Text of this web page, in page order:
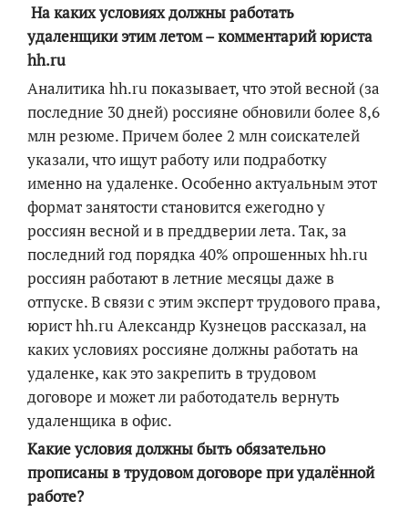
На каких условиях должны работать
удаленщики этим летом – комментарий юриста
hh.ru
Аналитика hh.ru показывает, что этой весной (за
последние 30 дней) россияне обновили более 8,6
млн резюме. Причем более 2 млн соискателей
указали, что ищут работу или подработку
именно на удаленке. Особенно актуальным этот
формат занятости становится ежегодно у
россиян весной и в преддверии лета. Так, за
последний год порядка 40% опрошенных hh.ru
россиян работают в летние месяцы даже в
отпуске. В связи с этим эксперт трудового права,
юрист hh.ru Александр Кузнецов рассказал, на
каких условиях россияне должны работать на
удаленке, как это закрепить в трудовом
договоре и может ли работодатель вернуть
удаленщика в офис.
Какие условия должны быть обязательно
прописаны в трудовом договоре при удалённой
работе?